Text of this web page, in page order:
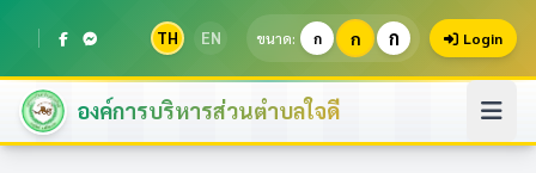
TH EN ขนาด: ก ก ก Login
องค์การบริหารส่วนตำบลใจดี